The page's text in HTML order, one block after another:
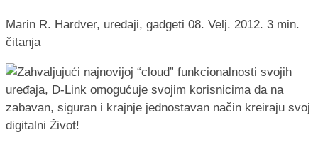
Marin R. Hardver, uređaji, gadgeti 08. Velj. 2012. 3 min.
čitanja